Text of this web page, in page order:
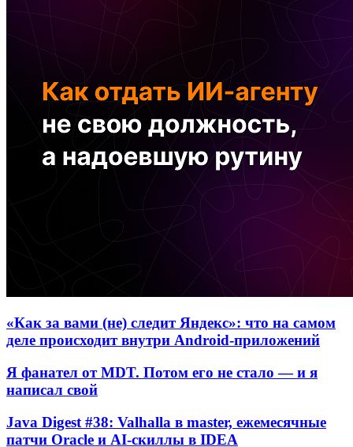
«Как за вами (не) следит Яндекс»: что на самом
деле происходит внутри Android-приложений
Я фанател от MDT. Потом его не стало — и я
написал свой
Java Digest #38: Valhalla в master, ежемесячные
патчи Oracle и AI-скиллы в IDEA